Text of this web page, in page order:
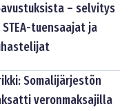
– selvitys
tuensaajat ja
Somalijärjestön
veronmaksajilla